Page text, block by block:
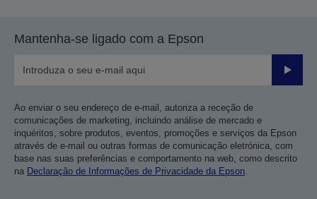
Mantenha-se ligado com a Epson
Enviar
Ao enviar o seu endereço de e-mail, autoriza a receção de
comunicações de marketing, incluindo análise de mercado e
inquéritos, sobre produtos, eventos, promoções e serviços da Epson
através de e-mail ou outras formas de comunicação eletrónica, com
base nas suas preferências e comportamento na web, como descrito
na Declaração de Informações de Privacidade da Epson.